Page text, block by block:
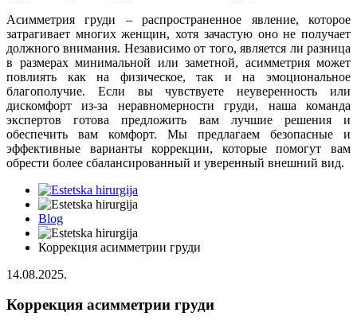
Асимметрия груди – распространенное явление, которое
затрагивает многих женщин, хотя зачастую оно не получает
должного внимания. Независимо от того, является ли разница
в размерах минимальной или заметной, асимметрия может
повлиять как на физическое, так и на эмоциональное
благополучие. Если вы чувствуете неуверенность или
дискомфорт из-за неравномерности груди, наша команда
экспертов готова предложить вам лучшие решения и
обеспечить вам комфорт. Мы предлагаем безопасные и
эффективные варианты коррекции, которые помогут вам
обрести более сбалансированный и уверенный внешний вид.
Blog
Коррекция асимметрии груди
14.08.2025.
Коррекция асимметрии груди